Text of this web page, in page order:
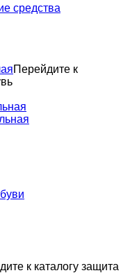
средства
Перейдите к
к каталогу защита